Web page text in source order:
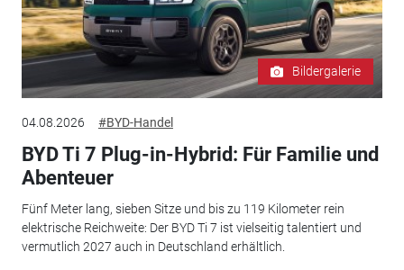
Bildergalerie
04.08.2026 #BYD-Handel
BYD Ti 7 Plug-in-Hybrid: Für Familie und
Abenteuer
Fünf Meter lang, sieben Sitze und bis zu 119 Kilometer rein
elektrische Reichweite: Der BYD Ti 7 ist vielseitig talentiert und
vermutlich 2027 auch in Deutschland erhältlich.